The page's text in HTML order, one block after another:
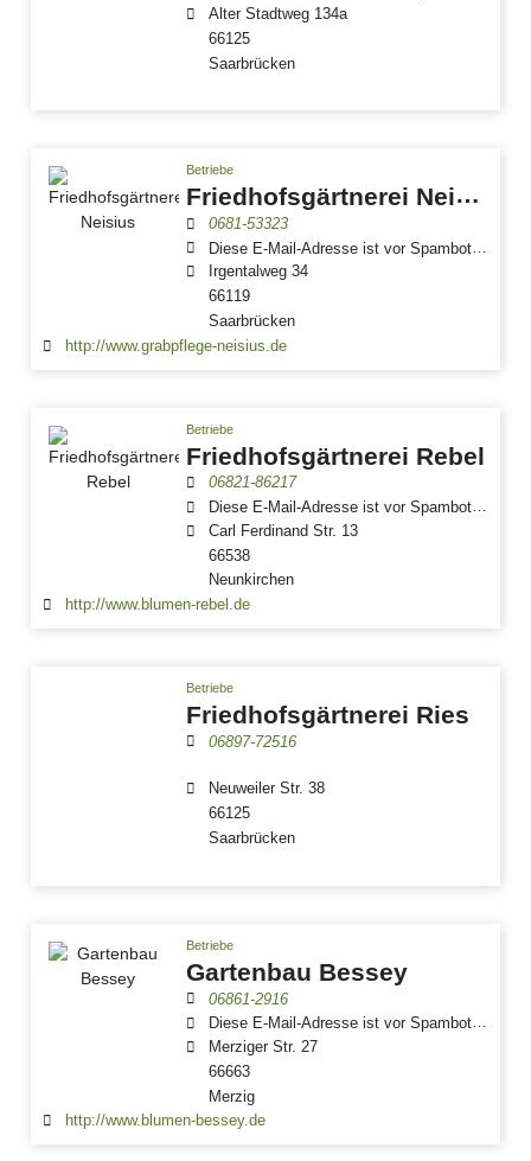
Alter Stadtweg 134a
66125
Saarbrücken
Betriebe
Friedhofsgärtnerei Neisius
0681-53323
Diese E-Mail-Adresse ist vor Spambots geschützt! Zur Anzeige muss JavaScript eingeschaltet sein.
Irgentalweg 34
66119
Saarbrücken
http://www.grabpflege-neisius.de
Betriebe
Friedhofsgärtnerei Rebel
06821-86217
Diese E-Mail-Adresse ist vor Spambots geschützt! Zur Anzeige muss JavaScript eingeschaltet sein.
Carl Ferdinand Str. 13
66538
Neunkirchen
http://www.blumen-rebel.de
Betriebe
Friedhofsgärtnerei Ries
06897-72516
Neuweiler Str. 38
66125
Saarbrücken
Betriebe
Gartenbau Bessey
06861-2916
Diese E-Mail-Adresse ist vor Spambots geschützt! Zur Anzeige muss JavaScript eingeschaltet sein.
Merziger Str. 27
66663
Merzig
http://www.blumen-bessey.de